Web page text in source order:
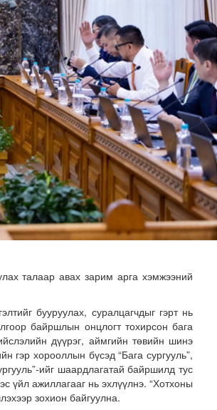
бүрдүүлэх хүрээнд ДЭМБ-тай х..
талаар авах зарим арга хэмжээний
бууруулах, суралцагчдыг гэрт нь
байршлын онцлогт тохирсон бага
дүүрэг, аймгийн төвийн шинэ
гэр хорооллын бүсэд “Бага сургууль”,
ийг шаардлагатай байршилд тус
үйл ажиллагааг нь эхлүүлнэ. “Хотхоны
зохион байгуулна.